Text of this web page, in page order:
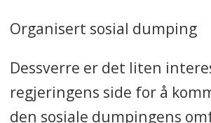
Organisert sosial dumping
Dessverre er det liten
regjeringens side for å
den sosiale dumpingens